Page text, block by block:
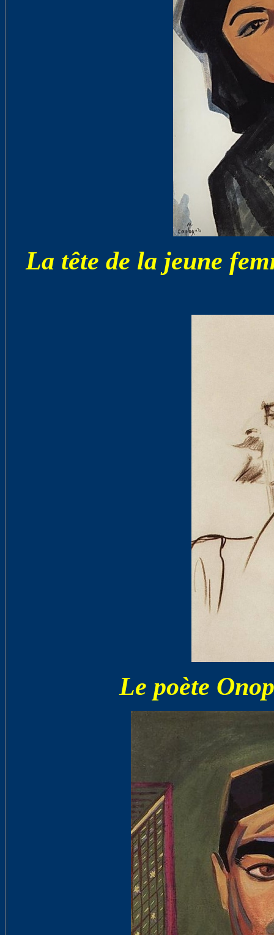
La tête de la jeune
Le poète